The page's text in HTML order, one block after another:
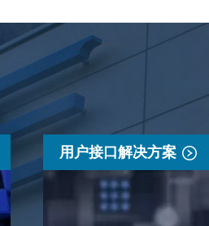
用户接口解决方案